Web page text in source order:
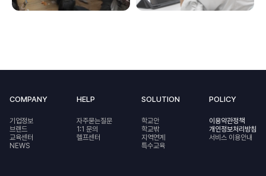
COMPANY
기업정보
브랜드
교육센터
NEWS
HELP
자주묻는질문
1:1 문의
헬프센터
SOLUTION
학교안
학교밖
지역연계
특수교육
POLICY
이용약관정책
개인정보처리방침
서비스 이용안내